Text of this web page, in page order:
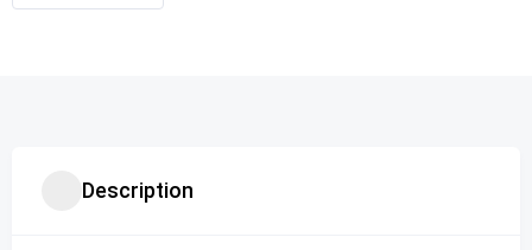
Description